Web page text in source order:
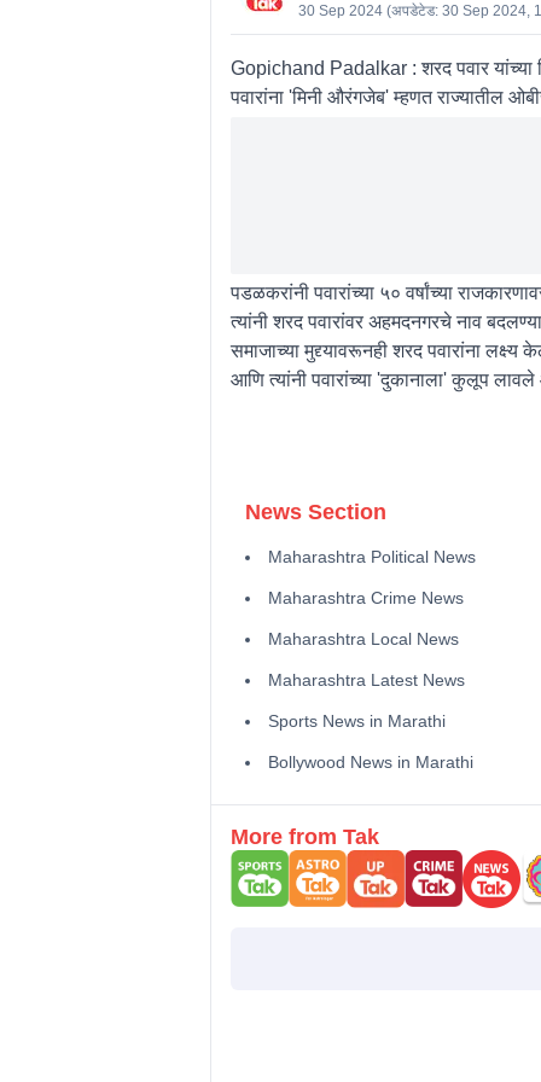
30 Sep 2024(अपडेटेड: 30 Sep 2024,
Gopichand Padalkar : शरद पवार यांच्या
पवारांना 'मिनी औरंगजेब' म्हणत राज्यातील
पडळकरांनी पवारांच्या ५० वर्षांच्या
त्यांनी शरद पवारांवर अहमदनगरचे नाव
समाजाच्या मुद्द्यावरूनही शरद पवारांना
आणि त्यांनी पवारांच्या 'दुकानाला' कुलूप
News Section
Maharashtra Political News
Maharashtra Crime News
Maharashtra Local News
Maharashtra Latest News
Sports News in Marathi
Bollywood News in Marathi
More from Tak